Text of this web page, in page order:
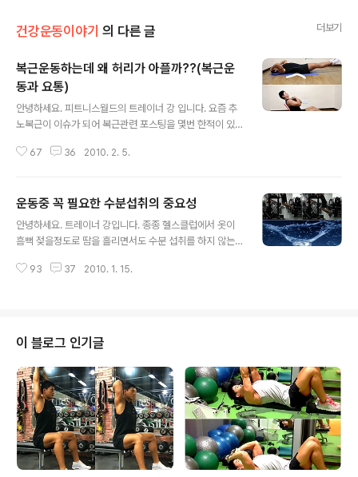
건강운동이야기 의 다른 글 더보기
복근운동하는데 왜 허리가 아플까??(복근운
동과 요통)
안녕하세요. 피트니스월드의 트레이너 강 입니다. 요즘 추
노복근이 이슈가 되어 복근관련 포스팅을 몇번 한적이 있
질문중 가장 많은 질문이 "복부운동 하는데 허리가 너무 아
복근을 만들기 위해 꼭!! 알아야 할 복부 운동과 허리통증에
대하여 알아보겠습니다. 복부 운동 하는데 왜?? 허리가 아
픈가?? 어려서 부터 복부 운동하면 윗몸일으키기를 가장
일으키기 같은경우 복직근에 운동은 되지만 다른 근육들의
67 36 2010. 2. 5.
운동중 꼭 필요한 수분섭취의 중요성
안녕하세요. 트레이너 강입니다. 종종 헬스클럽에서 옷이
흠뻑 젖을정도로 땀을 흘리면서도 수분 섭취를 하지 않는
에서 체중을 체크하고 운동후 살이 얼마나 빠졌는지 확인
동중 물을 먹으면 안되나요??" 이렇게 질문 하시는 분들이
있습니다. 운동중 물을 안먹으면 체중은 줄어들지만 줄어
든 체중은 체수분이 줄어든것 입니다. 지방과는 전~~ 혀
상관없는 수분이 줄어들었기 때문에 다음날 되면 다시 운
동을 시작하기 전 체중으로 돌아갈것 입니다. 금일은 운동
중 수분 섭취의 중요성에 대하여 알아..
93 37 2010. 1. 15.
이 블로그 인기글